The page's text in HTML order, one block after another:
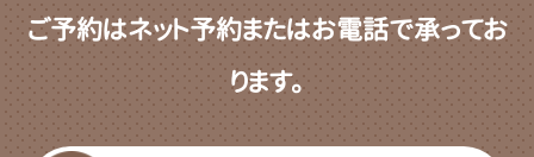
ご予約はネット予約またはお電話で承ってお
ります。